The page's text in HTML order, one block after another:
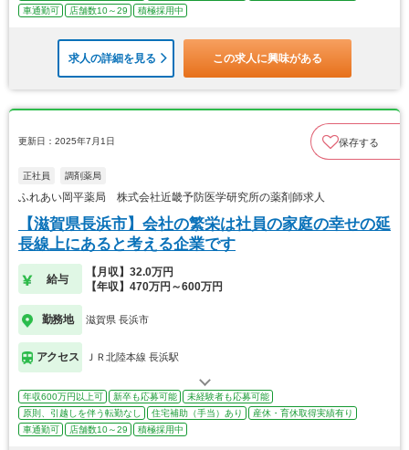
車通勤可
店舗数10～29 積極採用中
求人の詳細を見る この求人に興味がある
更新日：2025年7月1日 保存する
正社員 調剤薬局
ふれあい岡平薬局 株式会社近畿予防医学研究所の薬剤師求人
【滋賀県長浜市】会社の繁栄は社員の家庭の幸せの延
長線上にあると考える企業です
給与
【月収】32.0万円
【年収】470万円～600万円
勤務地 滋賀県 長浜市
アクセス ＪＲ北陸本線 長浜駅
年収600万円以上可 新卒も応募可能
未経験者も応募可能
原則、引越しを伴う転勤なし
住宅補助（手当）あり
産休・育休取得実績有り
車通勤可
店舗数10～29 積極採用中